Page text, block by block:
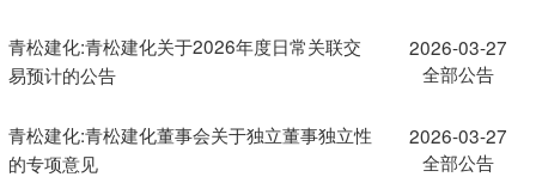
青松建化:青松建化关于2026年度日常关联交
易预计的公告
2026-03-27
全部公告
青松建化:青松建化董事会关于独立董事独立性
的专项意见
2026-03-27
全部公告